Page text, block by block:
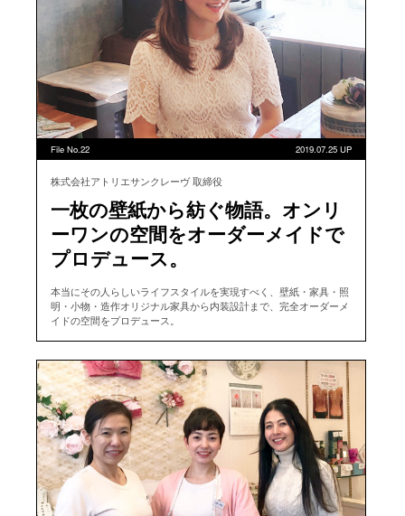
File No.22 2019.07.25 UP
株式会社アトリエサンクレーヴ 取締役
一枚の壁紙から紡ぐ物語。オンリ
ーワンの空間をオーダーメイドで
プロデュース。
本当にその人らしいライフスタイルを実現すべく、壁紙・家具・照
明・小物・造作オリジナル家具から内装設計まで、完全オーダーメ
イドの空間をプロデュース。